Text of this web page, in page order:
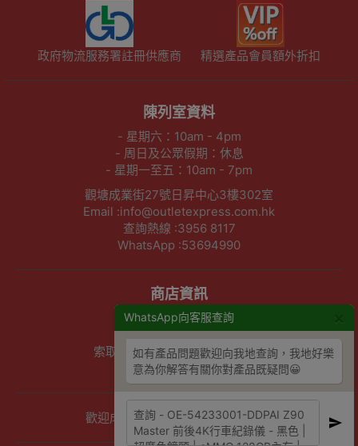
WhatsApp向客服查詢
如有產品問題歡迎向我地查詢，我地好樂
意為你解答有關你對產品既疑問😀
政府物流服務署註冊供應商 精選產品會員額外折扣
陳列室資料
- 星期六：10am - 4pm
- 周日及公眾假期：休息
- 星期一至五：10am - 7pm
觀塘成業街27號日昇中心3樓302室
Email :info@outletexpress.com.hk
查詢熱線 :3956 8117
WhatsApp :53694990
商店資訊
聯絡我們
關於我們
索取報價 公司、學校或機構採購
以公司採購卡(P卡)付款
歡迎成為Outlet Express HK供應商